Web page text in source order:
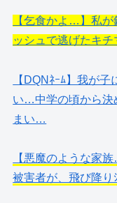
【乞食かよ…】私
ッシュで逃げたキ
【DQNﾈｰﾑ】我が
い…中学の頃から決
まい…
【悪魔のような家
被害者が、飛び降